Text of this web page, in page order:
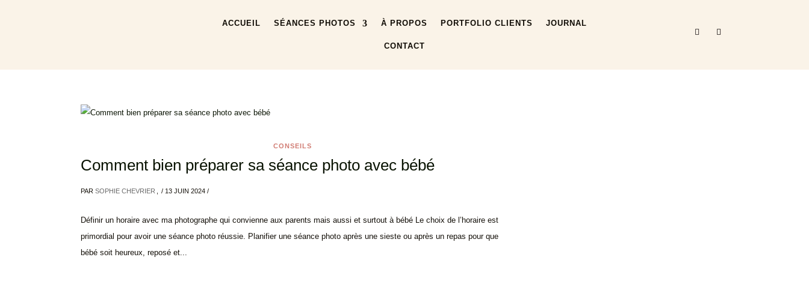
ACCUEIL SÉANCES PHOTOS À PROPOS PORTFOLIO CLIENTS JOURNAL
CONTACT
CONSEILS
Comment bien préparer sa séance photo avec bébé
PARSOPHIE CHEVRIER / 13 JUIN 2024 /
Définir un horaire avec ma photographe qui convienne aux parents mais aussi et surtout à bébé Le choix de l’horaire est
primordial pour avoir une séance photo réussie. Planifier une séance photo après une sieste ou après un repas pour que
bébé soit heureux, reposé et...